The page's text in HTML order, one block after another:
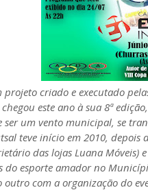
projeto criado e executado
chegou este ano à sua 8ª
ser um vento municipal, se
teve início em 2010,
das lojas Luana Móveis)
do esporte amador no
outro com a organização do